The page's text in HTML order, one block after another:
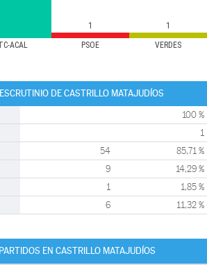
ACAL PSOE VERDES
1 1
DE CASTRILLO MATAJUDÍOS
100 %
1
54 85,71 %
9 14,29 %
1 1,85 %
6 11,32 %
EN CASTRILLO MATAJUDÍOS